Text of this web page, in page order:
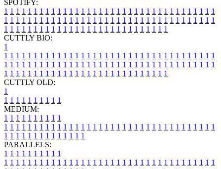
SPOTIFY:
1 1 1 1 1 1 1 1 1 1 1 1 1 1 1 1 1 1 1 1 1 1 1 1 1 1 1 1 1 1 1 1 1 1 1 1
1 1 1 1 1 1 1 1 1 1 1 1 1 1 1 1 1 1 1 1 1 1 1 1 1 1 1 1 1 1 1 1 1 1 1 1
1 1 1 1 1 1 1 1 1 1 1 1 1 1 1 1 1 1 1 1 1 1 1 1 1 1 1 1
CUTTLY BIO:
1
1 1 1 1 1 1 1 1 1 1 1 1 1 1 1 1 1 1 1 1 1 1 1 1 1 1 1 1 1 1 1 1 1 1 1 1
1 1 1 1 1 1 1 1 1 1 1 1 1 1 1 1 1 1 1 1 1 1 1 1 1 1 1 1 1 1 1 1 1 1 1 1
1 1 1 1 1 1 1 1 1 1 1 1 1 1 1 1 1 1 1 1 1 1 1 1 1 1 1 1
CUTTLY OLD:
1
1 1 1 1 1 1 1 1 1 1
MEDIUM:
1 1 1 1 1 1 1 1 1 1
1 1 1 1 1 1 1 1 1 1 1 1 1 1 1 1 1 1 1 1 1 1 1 1 1 1 1 1 1 1 1 1 1 1 1 1
1 1 1 1 1 1 1 1 1 1 1 1 1 1
PARALLELS:
1 1 1 1 1 1 1 1 1 1
1 1 1 1 1 1 1 1 1 1 1 1 1 1 1 1 1 1 1 1 1 1 1 1 1 1 1 1 1 1 1 1 1 1 1 1